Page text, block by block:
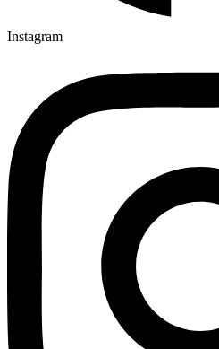
Instagram